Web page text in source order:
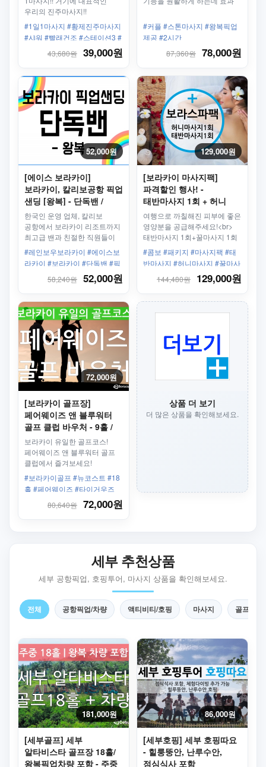
우리의 진주마사지!!
#1일1마사지 #황제진주마사지
#샤워 #빨래건조 #스테이션3 #
43,680원 39,000원
#커플 #스톤마사지 #왕복픽업
제공 #2시간
87,360원 78,000원
52,000원
[에이스 보라카이]
보라카이, 칼리보공항 픽업
샌딩 [왕복] - 단독밴 /
프리패스
한국인 운영 업체, 칼리보
공항에서 보라카이 리조트까지
최고급 밴과 친절한 직원들이
안전하고 편안하게 모십니다.
#레인보우보라카이 #에이스보
라카이 #보라카이 #단독밴 #픽
업샌딩 #왕복 #칼리보공항 #보
라카이리조트 #한인업체 #최고
의서비스 #프리패스
58,240원 52,000원
129,000원
[보라카이 마사지팩]
파격할인 행사! -
태반마사지 1회 + 허니
마사지 1회
여행으로 까칠해진 피부에 좋은
영양분을 공급해주세요!<br>
태반마사지 1회+꿀마사지 1회
#콤보 #패키지 #마사지팩 #태
반마사지 #허니마사지 #꿀마사
144,480원 129,000원
72,000원
[보라카이 골프장]
페어웨이즈 앤 블루워터
골프 클럽 바우처 - 9홀 /
18홀 / 리조트픽업드롭/
골프채 선택 가능
보라카이 유일한 골프코스!
페어웨이즈 앤 블루워터 골프
클럽에서 즐겨보세요!
보라카이의 15%의 면적을
골프장으로 사용하는 리조트!
#보라카이골프 #뉴코스트 #18
홀 #페어웨이즈 #타이거우즈
#1인라운딩 #바다전망
80,640원 72,000원
상품 더 보기
더 많은 상품을 확인해보세요.
세부 추천상품
세부 공항픽업, 호핑투어, 마사지 상품을 확인해보세요.
전체 공항픽업/차량 액티비티/호핑 마사지 골프
181,000원
[세부골프] 세부
알타비스타 골프장 18홀/
왕복픽업차량 포함 - 주중
86,000원
[세부호핑] 세부 호핑따요
- 힐룽뚱안, 난루수안,
점심식사 포함